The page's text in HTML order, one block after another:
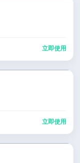
立即使用
立即使用